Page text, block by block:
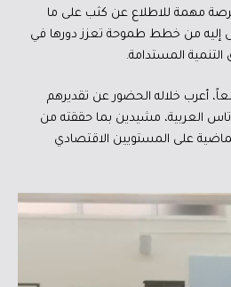
مهمة للاطلاع عن كثب على ما
إليه من خطط طموحة تعزز دورها في
المستدامة.
أعرب خلاله الحضور عن تقديرهم
العربية، مشيدين بما حققته من
على المستويين الاقتصادي